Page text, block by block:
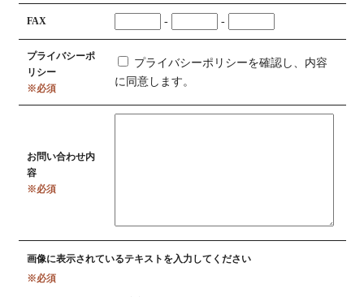
FAX - -
プライバシーポ
リシー
※必須
プライバシーポリシーを確認し、内容
に同意します。
お問い合わせ内
容
※必須
画像に表示されているテキストを入力してください
※必須